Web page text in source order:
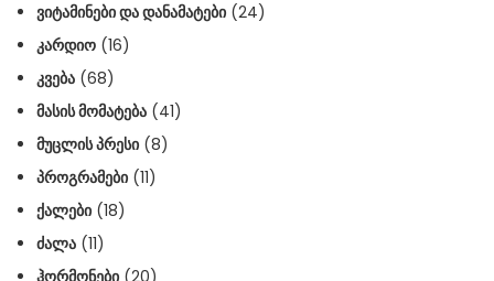
ᲕᲘᲢᲐᲛᲘᲜᲔᲑᲘ ᲓᲐ ᲓᲐᲜᲐᲛᲐᲢᲔᲑᲘ (24)
ᲙᲐᲠᲓᲘᲝ (16)
ᲙᲕᲔᲑᲐ (68)
ᲛᲐᲡᲘᲡ ᲛᲝᲛᲐᲢᲔᲑᲐ (41)
ᲛᲣᲪᲚᲘᲡ ᲞᲠᲔᲡᲘ (8)
ᲞᲠᲝᲒᲠᲐᲛᲔᲑᲘ (11)
ᲥᲐᲚᲔᲑᲘ (18)
ᲫᲐᲚᲐ (11)